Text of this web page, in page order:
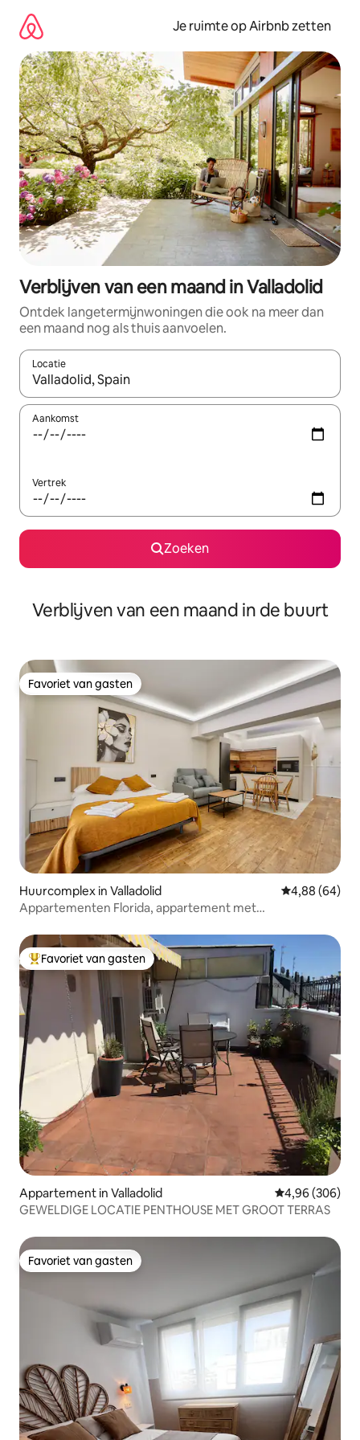
direct
naar
inhoud
Je ruimte op Airbnb zetten
Verblijven van een maand in Valladolid
Ontdek langetermijnwoningen die ook na meer dan
een maand nog als thuis aanvoelen.
Locatie
Wanneer er suggesties beschikbaar zijn, maak je een keuze
Aankomst
Vertrek
Zoeken
Verblijven van een maand in de buurt
Favoriet van gasten
Favoriet van gasten
Huurcomplex in Valladolid Gemiddelde
4,88 (64)
Appartementen Florida, appartement met
Topfavoriet van gasten
Favoriet van gasten
Appartement in Valladolid Gemiddelde
4,96 (306)
GEWELDIGE LOCATIE PENTHOUSE MET GROOT TERRAS
Favoriet van gasten
Favoriet van gasten